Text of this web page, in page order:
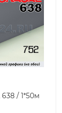
752 м / ORACAL 638 / 1*50м